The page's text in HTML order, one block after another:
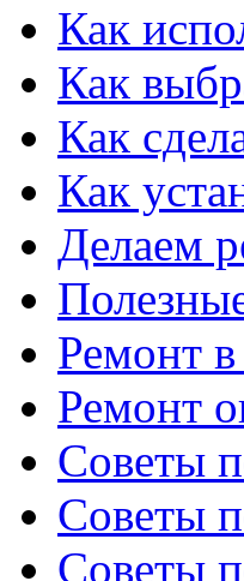
Как
Как
Как
Как
Делаем
Ремонт
Ремонт
Советы
Советы
Советы